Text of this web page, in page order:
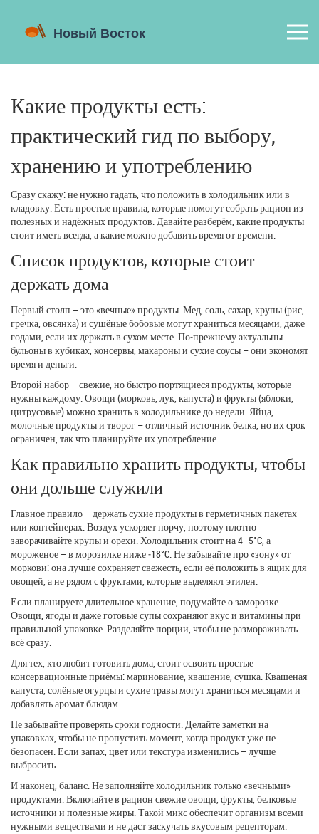
Какие продукты есть:
практический гид по выбору,
хранению и употреблению
Сразу скажу: не нужно гадать, что положить в холодильник или в
кладовку. Есть простые правила, которые помогут собрать рацион из
полезных и надёжных продуктов. Давайте разберём, какие продукты
стоит иметь всегда, а какие можно добавить время от времени.
Список продуктов, которые стоит
держать дома
Первый столп – это «вечные» продукты. Мед, соль, сахар, крупы (рис,
гречка, овсянка) и сушёные бобовые могут храниться месяцами, даже
годами, если их держать в сухом месте. По‑прежнему актуальны
бульоны в кубиках, консервы, макароны и сухие соусы – они экономят
время и деньги.
Второй набор – свежие, но быстро портящиеся продукты, которые
нужны каждому. Овощи (морковь, лук, капуста) и фрукты (яблоки,
цитрусовые) можно хранить в холодильнике до недели. Яйца,
молочные продукты и творог – отличный источник белка, но их срок
ограничен, так что планируйте их употребление.
Как правильно хранить продукты, чтобы
они дольше служили
Главное правило – держать сухие продукты в герметичных пакетах
или контейнерах. Воздух ускоряет порчу, поэтому плотно
заворачивайте крупы и орехи. Холодильник стоит на 4–5°C, а
мороженое – в морозилке ниже ‑18°C. Не забывайте про «зону» от
моркови: она лучше сохраняет свежесть, если её положить в ящик для
овощей, а не рядом с фруктами, которые выделяют этилен.
Если планируете длительное хранение, подумайте о заморозке.
Овощи, ягоды и даже готовые супы сохраняют вкус и витамины при
правильной упаковке. Разделяйте порции, чтобы не размораживать
всё сразу.
Для тех, кто любит готовить дома, стоит освоить простые
консервационные приёмы: маринование, квашение, сушка. Квашеная
капуста, солёные огурцы и сухие травы могут храниться месяцами и
добавлять аромат блюдам.
Не забывайте проверять сроки годности. Делайте заметки на
упаковках, чтобы не пропустить момент, когда продукт уже не
безопасен. Если запах, цвет или текстура изменились – лучше
выбросить.
И наконец, баланс. Не заполняйте холодильник только «вечными»
продуктами. Включайте в рацион свежие овощи, фрукты, белковые
источники и полезные жиры. Такой микс обеспечит организм всеми
нужными веществами и не даст заскучать вкусовым рецепторам.